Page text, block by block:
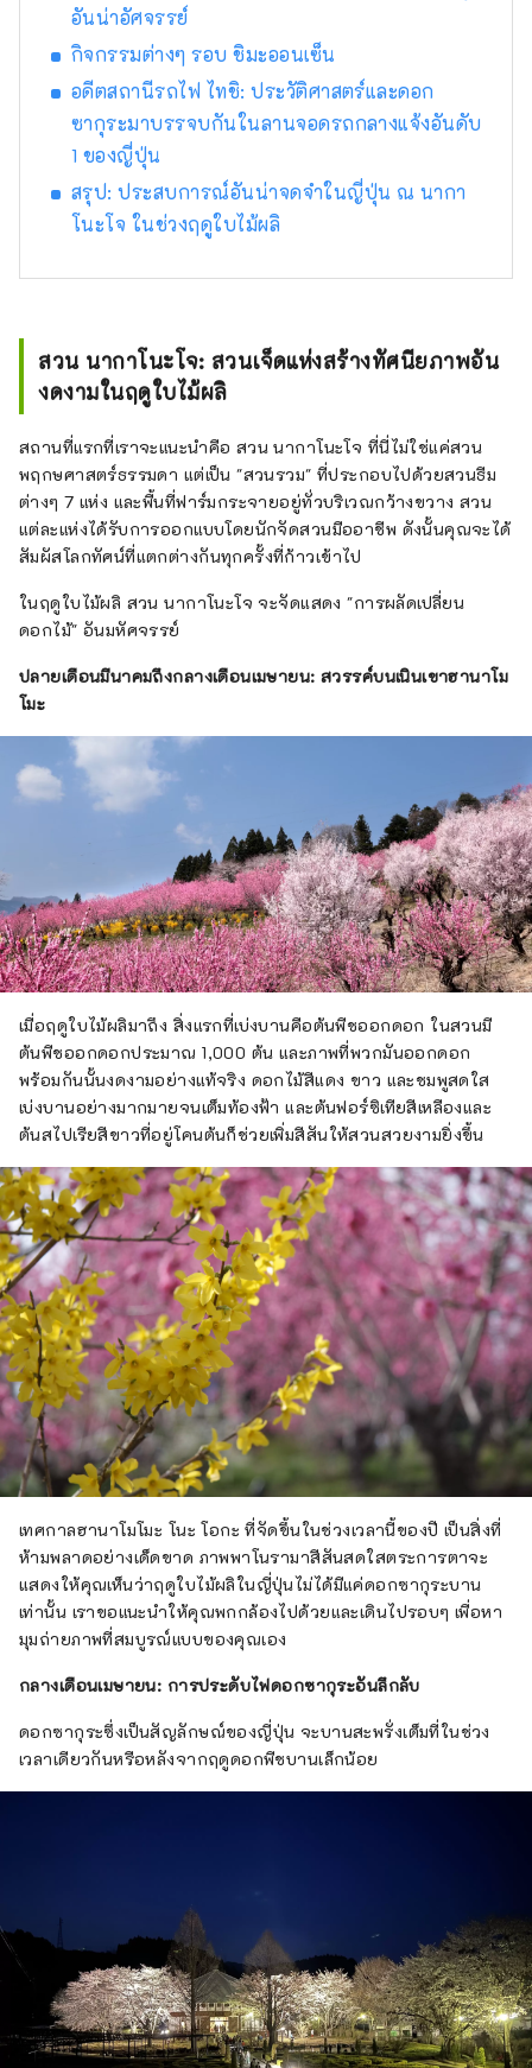
อันน่าอัศจรรย์
กิจกรรมต่างๆ รอบ ชิมะออนเซ็น
อดีตสถานีรถไฟ ไทชิ: ประวัติศาสตร์และดอก
ซากุระมาบรรจบกันในลานจอดรถกลางแจ้งอันดับ
1 ของญี่ปุ่น
สรุป: ประสบการณ์อันน่าจดจำในญี่ปุ่น ณ นากา
โนะโจ ในช่วงฤดูใบไม้ผลิ
สวน นากาโนะโจ: สวนเจ็ดแห่งสร้างทัศนียภาพอัน
งดงามในฤดูใบไม้ผลิ
สถานที่แรกที่เราจะแนะนำคือ สวน นากาโนะโจ ที่นี่ไม่ใช่แค่สวน
พฤกษศาสตร์ธรรมดา แต่เป็น "สวนรวม" ที่ประกอบไปด้วยสวนธีม
ต่างๆ 7 แห่ง และพื้นที่ฟาร์มกระจายอยู่ทั่วบริเวณกว้างขวาง สวน
แต่ละแห่งได้รับการออกแบบโดยนักจัดสวนมืออาชีพ ดังนั้นคุณจะได้
สัมผัสโลกทัศน์ที่แตกต่างกันทุกครั้งที่ก้าวเข้าไป
ในฤดูใบไม้ผลิ สวน นากาโนะโจ จะจัดแสดง "การผลัดเปลี่ยน
ดอกไม้" อันมหัศจรรย์
ปลายเดือนมีนาคมถึงกลางเดือนเมษายน: สวรรค์บนเนินเขาฮานาโม
โมะ
เมื่อฤดูใบไม้ผลิมาถึง สิ่งแรกที่เบ่งบานคือต้นพีชออกดอก ในสวนมี
ต้นพีชออกดอกประมาณ 1,000 ต้น และภาพที่พวกมันออกดอก
พร้อมกันนั้นงดงามอย่างแท้จริง ดอกไม้สีแดง ขาว และชมพูสดใส
เบ่งบานอย่างมากมายจนเต็มท้องฟ้า และต้นฟอร์ซิเทียสีเหลืองและ
ต้นสไปเรียสีขาวที่อยู่โคนต้นก็ช่วยเพิ่มสีสันให้สวนสวยงามยิ่งขึ้น
เทศกาลฮานาโมโมะ โนะ โอกะ ที่จัดขึ้นในช่วงเวลานี้ของปี เป็นสิ่งที่
ห้ามพลาดอย่างเด็ดขาด ภาพพาโนรามาสีสันสดใสตระการตาจะ
แสดงให้คุณเห็นว่าฤดูใบไม้ผลิในญี่ปุ่นไม่ได้มีแค่ดอกซากุระบาน
เท่านั้น เราขอแนะนำให้คุณพกกล้องไปด้วยและเดินไปรอบๆ เพื่อหา
มุมถ่ายภาพที่สมบูรณ์แบบของคุณเอง
กลางเดือนเมษายน: การประดับไฟดอกซากุระอันลึกลับ
ดอกซากุระซึ่งเป็นสัญลักษณ์ของญี่ปุ่น จะบานสะพรั่งเต็มที่ในช่วง
เวลาเดียวกันหรือหลังจากฤดูดอกพีชบานเล็กน้อย